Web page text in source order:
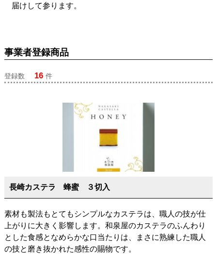
届けして参ります。
事業者登録商品
登録数 16 件
長崎カステラ 蜂蜜 ３切入
素材も製法もとてもシンプルなカステラは、職人の技が仕
上がりに大きく影響します。和泉屋のカステラのふんわり
とした食感となめらかな口当たりは、まさに熟練した職人
の技と磨き抜かれた感性の賜物です。